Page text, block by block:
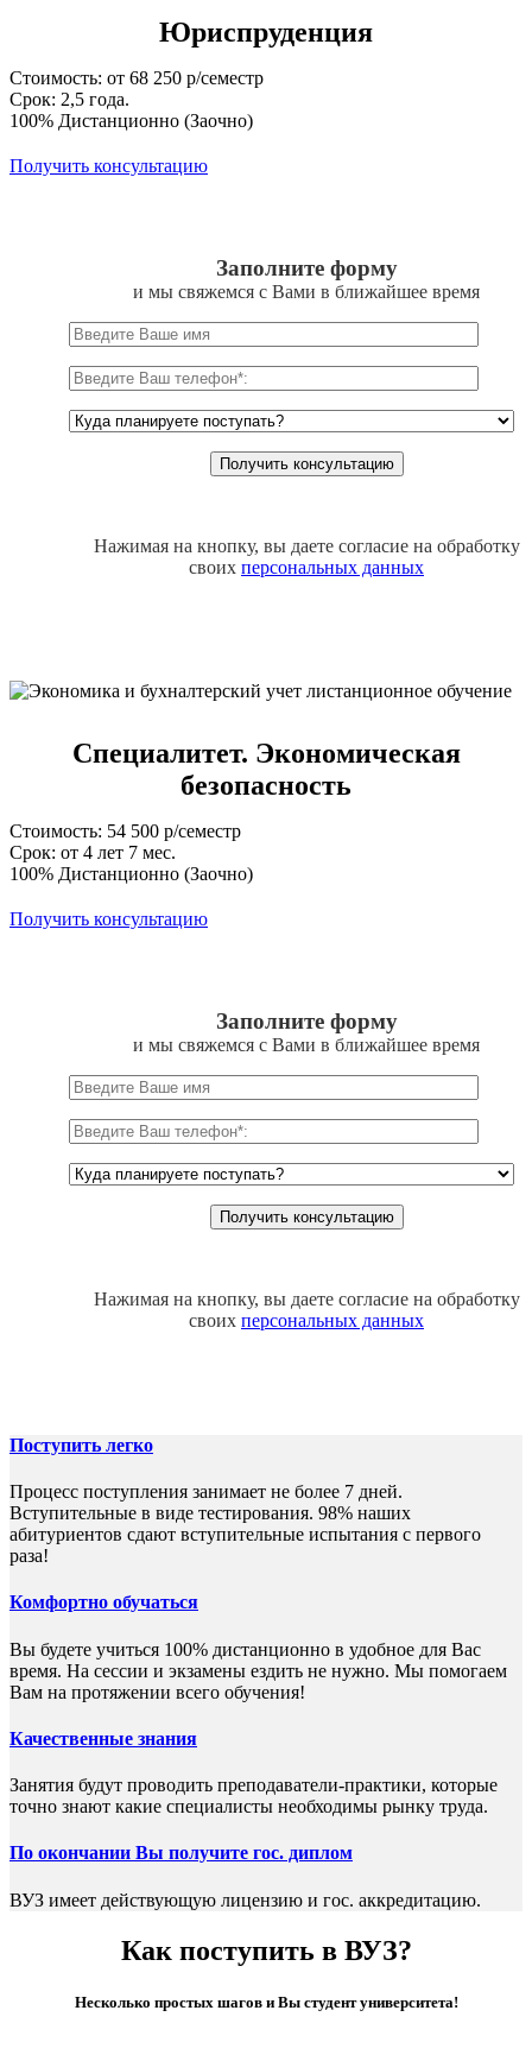
Юриспруденция
Стоимость: от 68 250 р/семестр
Срок: 2,5 года.
100% Дистанционно (Заочно)
Получить консультацию
Заполните форму
и мы свяжемся с Вами в ближайшее время
Нажимая на кнопку, вы даете согласие на обработку
своих персональных данных
Специалитет. Экономическая
безопасность
Стоимость: 54 500 р/семестр
Срок: от 4 лет 7 мес.
100% Дистанционно (Заочно)
Получить консультацию
Заполните форму
и мы свяжемся с Вами в ближайшее время
Нажимая на кнопку, вы даете согласие на обработку
своих персональных данных
Поступить легко
Процесс поступления занимает не более 7 дней.
Вступительные в виде тестирования. 98% наших
абитуриентов сдают вступительные испытания с первого
раза!
Комфортно обучаться
Вы будете учиться 100% дистанционно в удобное для Вас
время. На сессии и экзамены ездить не нужно. Мы помогаем
Вам на протяжении всего обучения!
Качественные знания
Занятия будут проводить преподаватели-практики, которые
точно знают какие специалисты необходимы рынку труда.
По окончании Вы получите гос. диплом
ВУЗ имеет действующую лицензию и гос. аккредитацию.
Как поступить в ВУЗ?
Несколько простых шагов и Вы студент университета!